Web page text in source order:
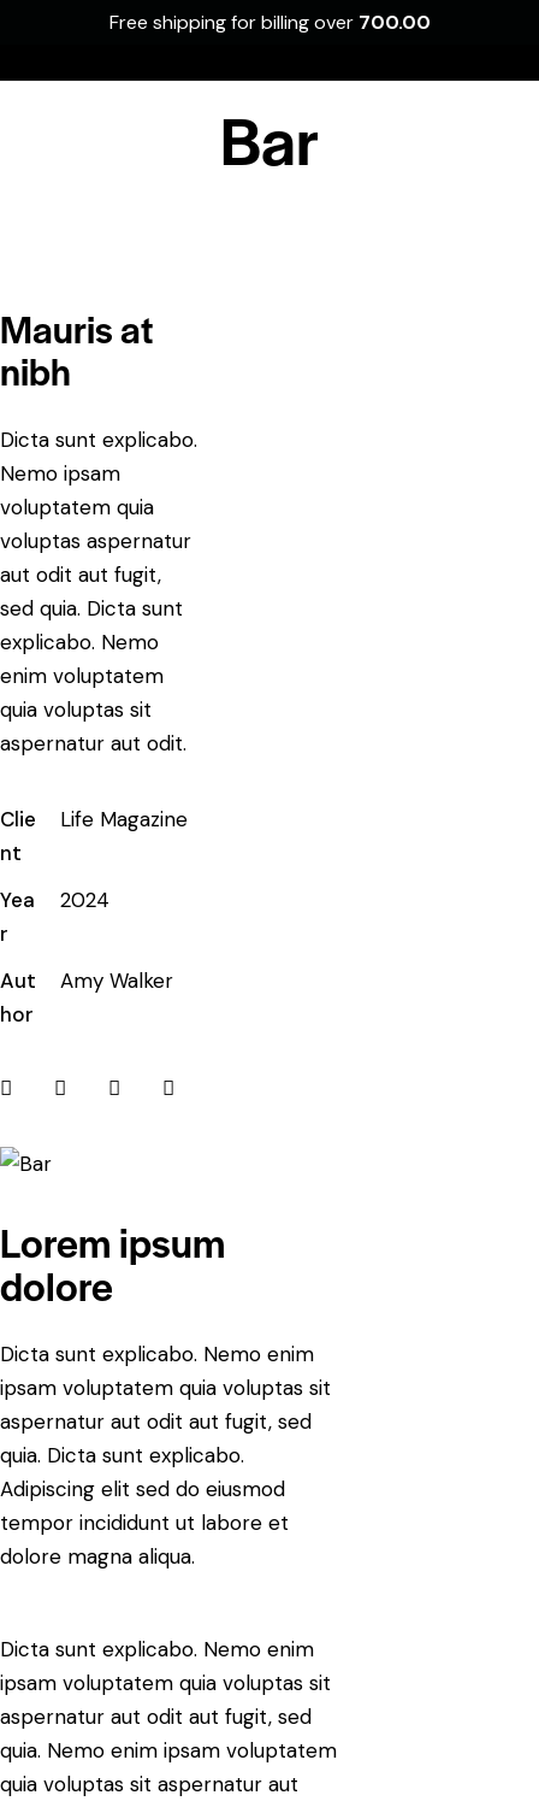
Bar
Mauris at
nibh
Dicta sunt explicabo.
Nemo ipsam
voluptatem quia
voluptas aspernatur
aut odit aut fugit,
sed quia. Dicta sunt
explicabo. Nemo
enim voluptatem
quia voluptas sit
aspernatur aut odit.
Clie
nt
Life Magazine
Yea
r
2024
Aut
hor
Amy Walker
Lorem ipsum
dolore
Dicta sunt explicabo. Nemo enim
ipsam voluptatem quia voluptas sit
aspernatur aut odit aut fugit, sed
quia. Dicta sunt explicabo.
Adipiscing elit sed do eiusmod
tempor incididunt ut labore et
dolore magna aliqua.
Dicta sunt explicabo. Nemo enim
ipsam voluptatem quia voluptas sit
aspernatur aut odit aut fugit, sed
quia. Nemo enim ipsam voluptatem
quia voluptas sit aspernatur aut
Free shipping for billing over 700.00